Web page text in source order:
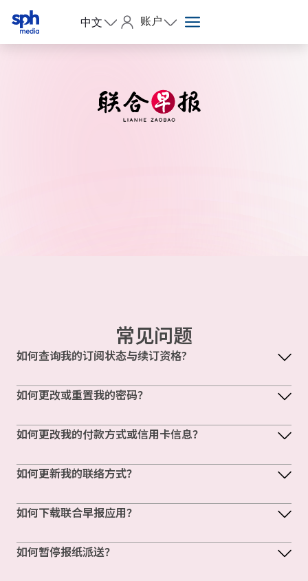
中文 账户
常见问题
如何查询我的订阅状态与续订资格?
如何更改或重置我的密码？
如何更改我的付款方式或信用卡信息？
如何更新我的联络方式？
如何下载联合早报应用？
如何暂停报纸派送？